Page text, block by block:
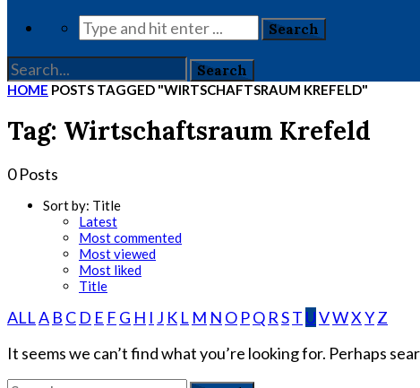
HOME POSTS TAGGED "WIRTSCHAFTSRAUM KREFELD"
Tag: Wirtschaftsraum Krefeld
0 Posts
Sort by: Title
Latest
Most commented
Most viewed
Most liked
Title
ALLA B C D E F G H I J K L M N O PQ RST UVWXYZ
It seems we can’t find what you’re looking for. Perhaps